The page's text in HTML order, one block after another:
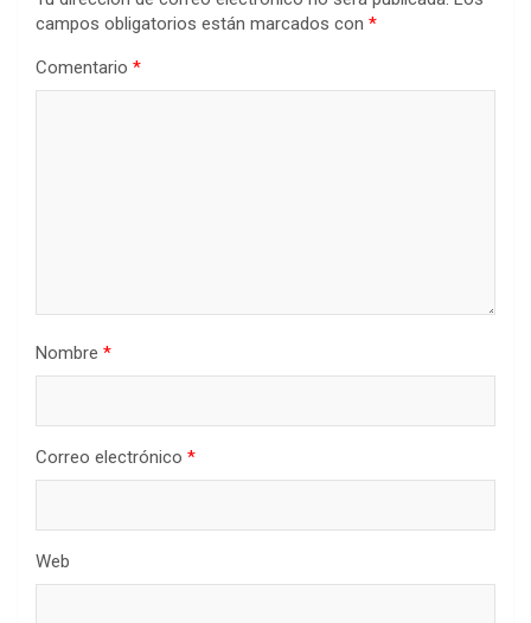
campos obligatorios están marcados con *
Comentario *
Nombre *
Correo electrónico *
Web